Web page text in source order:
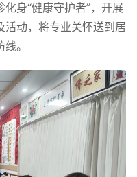
身“健康守护者”，开展
活动，将专业关怀送到居
。